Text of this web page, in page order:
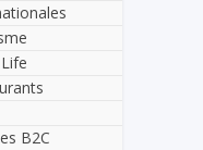
B2C